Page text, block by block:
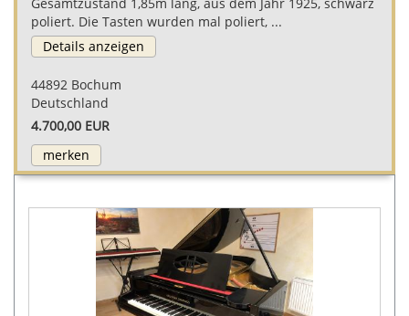
poliert. Die Tasten wurden mal poliert, ...
Details anzeigen
44892 Bochum
Deutschland
4.700,00 EUR
merken